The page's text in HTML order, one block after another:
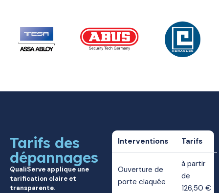
Tarifs des
dépannages
QualiServe applique une
tarification claire et
transparente.
Interventions Tarifs
Ouverture de
porte claquée
à partir
de
126,50 €